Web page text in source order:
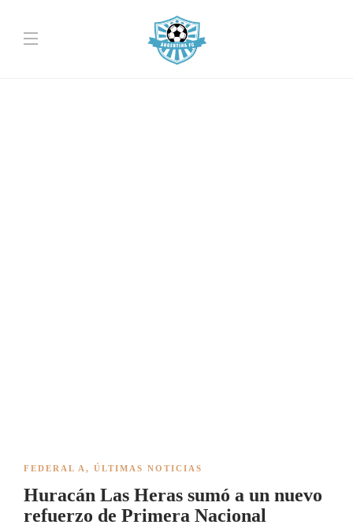
FEDERAL A , ÚLTIMAS NOTICIAS
Huracán Las Heras sumó a un nuevo
refuerzo de Primera Nacional